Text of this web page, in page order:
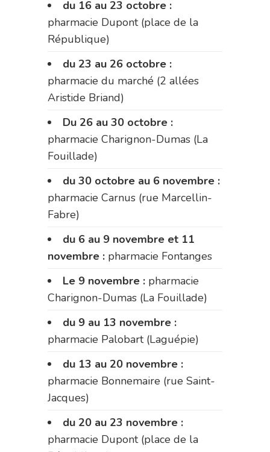
du 16 au 23 octobre :
pharmacie Dupont (place de la
République)
du 23 au 26 octobre :
pharmacie du marché (2 allées
Aristide Briand)
Du 26 au 30 octobre :
pharmacie Charignon-Dumas (La
Fouillade)
du 30 octobre au 6 novembre :
pharmacie Carnus (rue Marcellin-
Fabre)
du 6 au 9 novembre et 11
novembre : pharmacie Fontanges
Le 9 novembre : pharmacie
Charignon-Dumas (La Fouillade)
du 9 au 13 novembre :
pharmacie Palobart (Laguépie)
du 13 au 20 novembre :
pharmacie Bonnemaire (rue Saint-
Jacques)
du 20 au 23 novembre :
pharmacie Dupont (place de la